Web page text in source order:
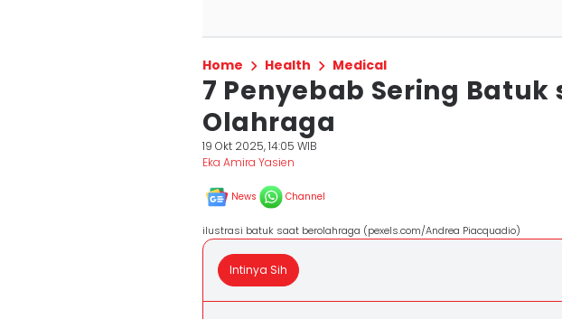
Home Health Medical
7 Penyebab Sering Batuk
Olahraga
19 Okt 2025, 14:05 WIB
Eka Amira Yasien
News Channel
ilustrasi batuk saat berolahraga (pexels.com/Andrea Piacquadio)
Intinya Sih